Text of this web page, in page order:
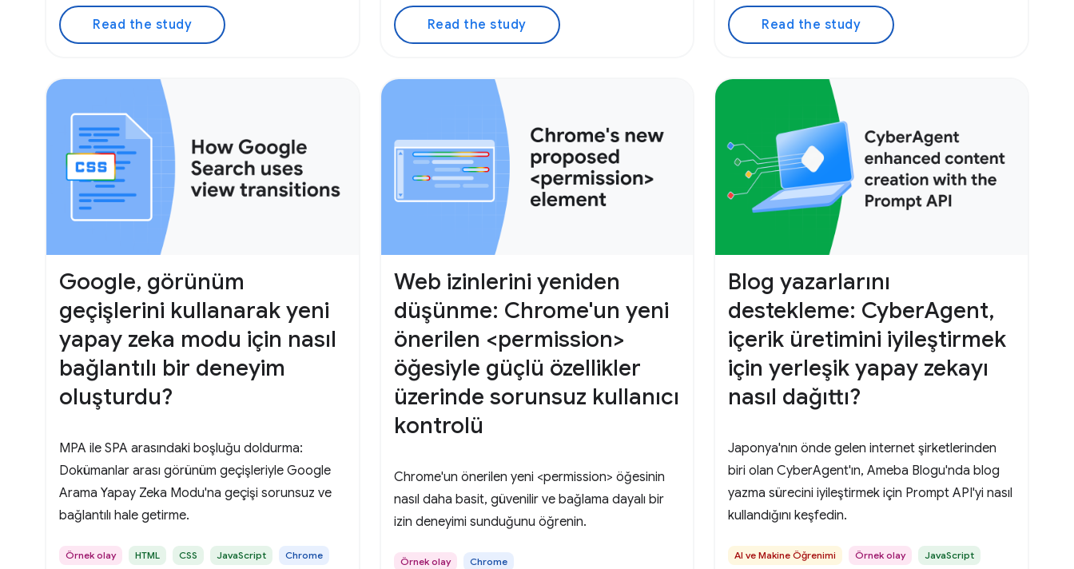
Read the study Read the study Read the study
Google, görünüm
geçişlerini kullanarak yeni
yapay zeka modu için nasıl
bağlantılı bir deneyim
oluşturdu?
MPA ile SPA arasındaki boşluğu doldurma:
Dokümanlar arası görünüm geçişleriyle Google
Arama Yapay Zeka Modu'na geçişi sorunsuz ve
bağlantılı hale getirme.
Örnek olay HTML CSS JavaScript Chrome
Web izinlerini yeniden
düşünme: Chrome'un yeni
önerilen <permission>
öğesiyle güçlü özellikler
üzerinde sorunsuz kullanıcı
kontrolü
Chrome'un önerilen yeni <permission> öğesinin
nasıl daha basit, güvenilir ve bağlama dayalı bir
izin deneyimi sunduğunu öğrenin.
Örnek olay Chrome
Blog yazarlarını
destekleme: CyberAgent,
içerik üretimini iyileştirmek
için yerleşik yapay zekayı
nasıl dağıttı?
Japonya'nın önde gelen internet şirketlerinden
biri olan CyberAgent'ın, Ameba Blogu'nda blog
yazma sürecini iyileştirmek için Prompt API'yi nasıl
kullandığını keşfedin.
AI ve Makine Öğrenimi Örnek olay JavaScript